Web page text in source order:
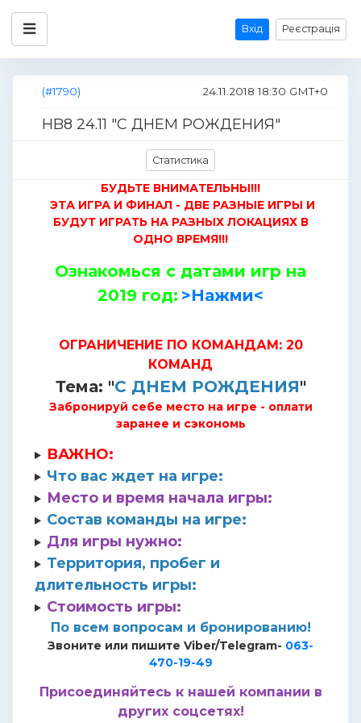
Вхід Реєстрація
(#1790) 24.11.2018 18:30 GMT+0
HB8 24.11 "С ДНЕМ РОЖДЕНИЯ"
Статистика
БУДЬТЕ ВНИМАТЕЛЬНЫ!!!
ЭТА ИГРА И ФИНАЛ - ДВЕ РАЗНЫЕ ИГРЫ И
БУДУТ ИГРАТЬ НА РАЗНЫХ ЛОКАЦИЯХ В
ОДНО ВРЕМЯ!!!
Ознакомься с датами игр на
2019 год: >Нажми<
ОГРАНИЧЕНИЕ ПО КОМАНДАМ: 20
КОМАНД
Тема: "С ДНЕМ РОЖДЕНИЯ"
Забронируй себе место на игре - оплати
заранее и сэкономь
ВАЖНО:
Что вас ждет на игре:
Место и время начала игры:
Состав команды на игре:
Для игры нужно:
Территория, пробег и
длительность игры:
Стоимость игры:
По всем вопросам и бронированию!
Звоните или пишите Viber/Telegram- 063-
470-19-49
Присоединяйтесь к нашей компании в
других соцсетях!